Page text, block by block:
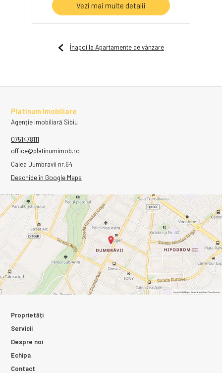
Vezi mai multe detalii
Înapoi la Apartamente de vânzare
Platinum Imobiliare
Agenție imobiliară Sibiu
0751478111
office@platinumimob.ro
Calea Dumbravii nr.64
Deschide în Google Maps
Proprietăți
Servicii
Despre noi
Echipa
Contact